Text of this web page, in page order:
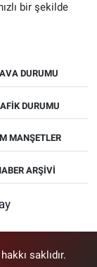
bir şekilde
DURUMU
DURUMU
MANŞETLER
ARŞIVI
saklıdır.